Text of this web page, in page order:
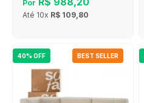
Por
Até 10x R$ 109,80
40% OFF BEST SELLER